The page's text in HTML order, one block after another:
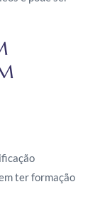
ter formação